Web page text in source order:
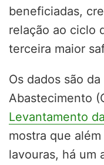
beneficiadas,
relação ao ciclo
terceira maior
Os dados são
Abastecimento
Levantamento
mostra que
lavouras, há um